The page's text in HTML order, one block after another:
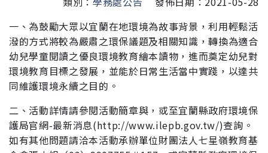
一、為鼓勵大眾以宜蘭在地環境為故事背景，利用輕鬆活
潑的方式將較為嚴肅之環保議題及相關知識，轉換為適合
幼兒學童閱讀之優良環境教育繪本讀物，進而奠定幼兒對
環境教育目標之發展，並能於日常生活當中實踐，以達共
同維護環境永續之目的。
二、活動詳情請參閱活動簡章與，或至宜蘭縣政府環境保
護局官網-最新消息(http://www.ilepb.gov.tw/)查詢。
如有其他問題請洽本活動承辦單位財團法人七星嶺教育基